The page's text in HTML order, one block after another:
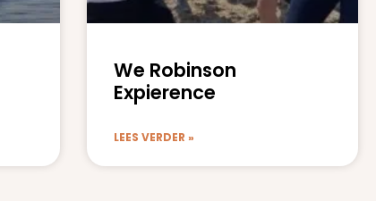
We Robinson
Expierence
LEES VERDER »